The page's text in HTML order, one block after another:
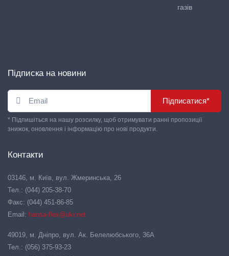
газів
Підписка на новини
Підписатися*
* Підпишіться на нашу розсилку, щоб отримувати ранні пропозиції
знижок, оновлення і інформацію про нові продукти.
Контакти
03146, м. Київ, вул. Жмеринська, 26
Тел.: (044) 205-38-70
Факс: (044) 451-86-85
Email: hansa-flex@ukr.net
49019, м. Дніпро, вул. Ак. Белелюбського, 36А
Тел.: (056) 375-93-23